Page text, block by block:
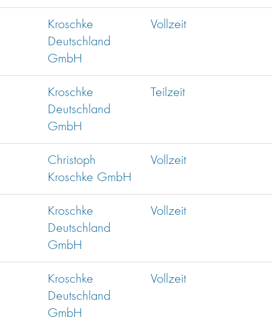
Kroschke
Deutschland
GmbH
Vollzeit
Kroschke
Deutschland
GmbH
Teilzeit
Christoph
Kroschke GmbH
Vollzeit
Kroschke
Deutschland
GmbH
Vollzeit
Kroschke
Deutschland
GmbH
Vollzeit